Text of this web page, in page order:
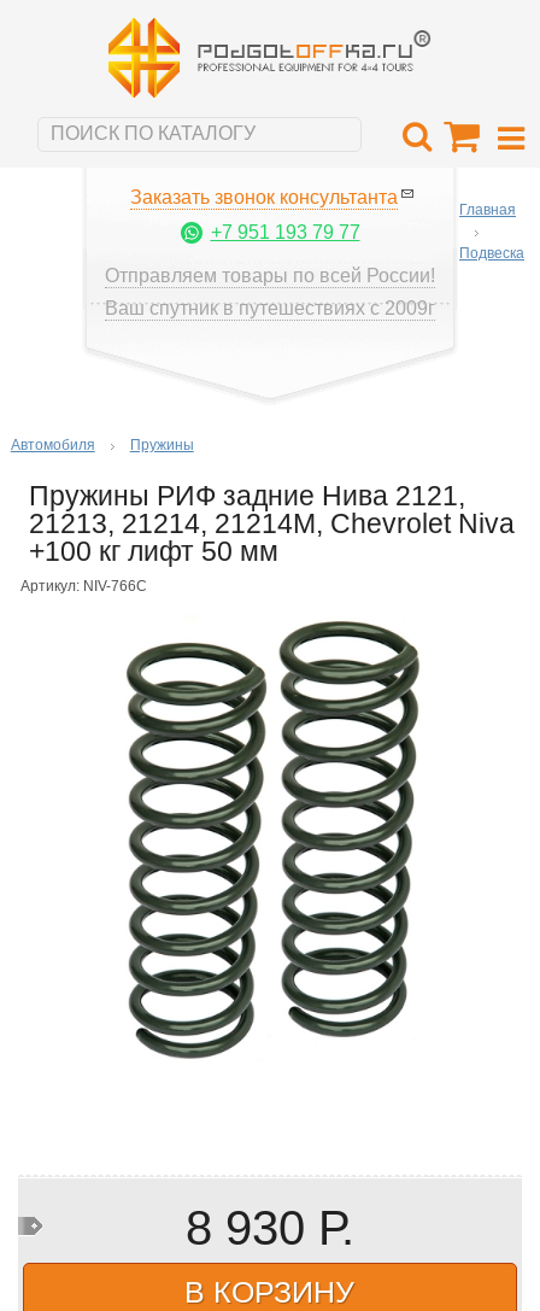
Заказать звонок консультанта
+7 951 193 79 77
Отправляем товары по всей России!
Ваш спутник в путешествиях с 2009г
Главная
Подвеска
Автомобиля Пружины
Пружины РИФ задние Нива 2121,
21213, 21214, 21214M, Chevrolet Niva
+100 кг лифт 50 мм
Артикул: NIV-766C
8 930 Р.
В КОРЗИНУ